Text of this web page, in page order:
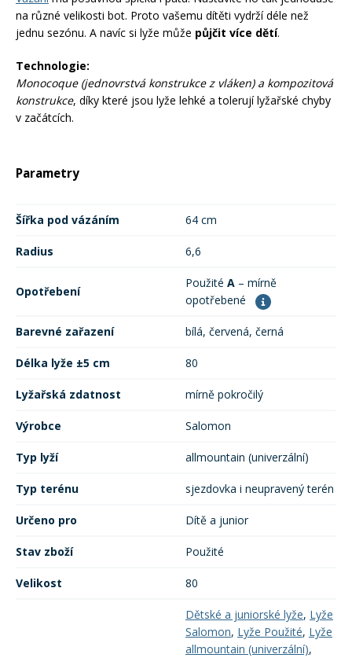
na různé velikosti bot. Proto vašemu dítěti vydrží déle než
jednu sezónu. A navíc si lyže může půjčit více dětí.
Technologie:
Monocoque (jednovrstvá konstrukce z vláken) a kompozitová
konstrukce, díky které jsou lyže lehké a tolerují lyžařské chyby
v začátcích.
Parametry
Šířka pod vázáním 64 cm
Radius 6,6
Opotřebení
Použité A – mírně
opotřebené
Barevné zařazení bílá, červená, černá
Délka lyže ±5 cm 80
Lyžařská zdatnost mírně pokročilý
Výrobce Salomon
Typ lyží allmountain (univerzální)
Typ terénu sjezdovka i neupravený terén
Určeno pro Dítě a junior
Stav zboží Použité
Velikost 80
Dětské a juniorské lyže, Lyže
Salomon, Lyže Použité, Lyže
allmountain (univerzální),